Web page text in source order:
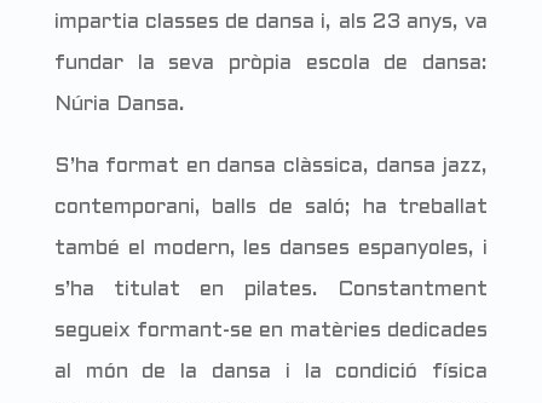
impartia classes de dansa i, als 23 anys, va
fundar la seva pròpia escola de dansa:
Núria Dansa.
S’ha format en dansa clàssica, dansa jazz,
contemporani, balls de saló; ha treballat
també el modern, les danses espanyoles, i
s’ha titulat en pilates. Constantment
segueix formant-se en matèries dedicades
al món de la dansa i la condició física